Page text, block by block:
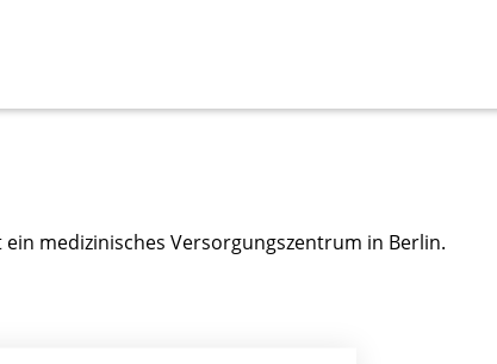
medizinisches Versorgungszentrum in Berlin.